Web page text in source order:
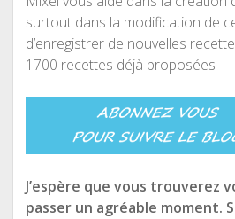
surtout dans la modification de
d’enregistrer de nouvelles
1700 recettes déjà proposées
J’espère que vous trouverez
passer un agréable moment.